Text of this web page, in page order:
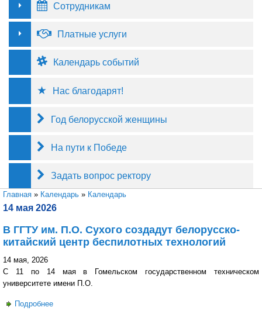
Сотрудникам
Платные услуги
Календарь событий
Нас благодарят!
Год белорусской женщины
На пути к Победе
Задать вопрос ректору
Вы здесь
Главная » Календарь » Календарь
14 мая 2026
В ГГТУ им. П.О. Сухого создадут белорусско-
китайский центр беспилотных технологий
14 мая, 2026
С 11 по 14 мая в Гомельском государственном техническом
университете имени П.О.
Подробнее